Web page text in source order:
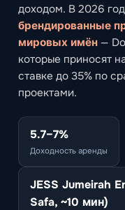
доходом. В 2026
брендированные
мировых имён —
которые приносят
ставке до 35% по
проектами.
5.7–7%
Доходность аренды
JESS Jumeirah
Safa, ~10 мин)